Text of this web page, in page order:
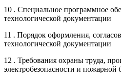
10 . Специальное программное
технологической документации
11 . Порядок оформления,
технологической документации
12 . Требования охраны труда,
электробезопасности и пожарной